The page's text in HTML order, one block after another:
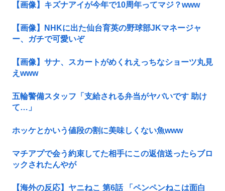
【画像】キズナアイが今年で10周年ってマジ？www
【画像】NHKに出た仙台育英の野球部JKマネージャ
ー、ガチで可愛いぞ
【画像】サナ、スカートがめくれえっちなショーツ丸見
えwww
五輪警備スタッフ「支給される弁当がヤバいです 助け
て…」
ホッケとかいう値段の割に美味しくない魚www
マチアプで会う約束してた相手にこの返信送ったらブロ
ックされたんやが
【海外の反応】ヤニねこ 第6話 「ペンペンねこは面白